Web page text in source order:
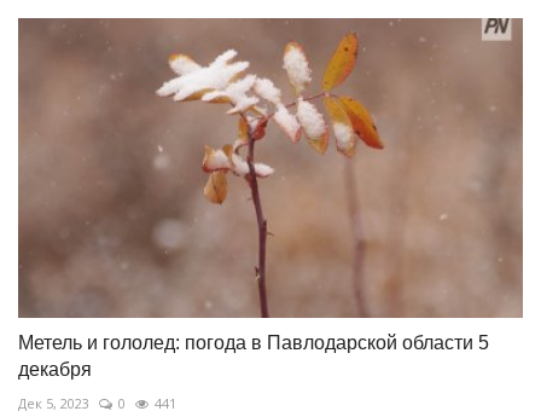
Метель и гололед: погода в Павлодарской области 5
декабря
Дек 5, 2023 0 441